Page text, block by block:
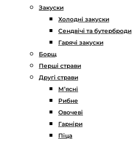
Закуски
Холодні закуски
Сендвічі та бутерброди
Гарячі закуски
Борщ
Перші страви
Другі страви
М’ясні
Рибне
Овочеві
Гарніри
Піца